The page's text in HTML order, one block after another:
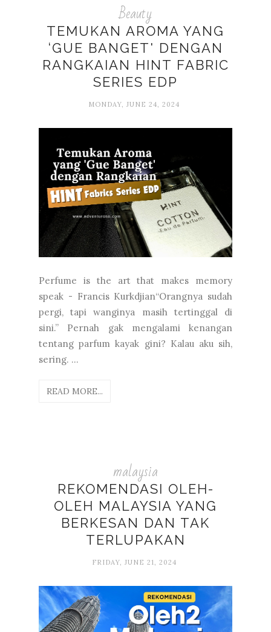
Beauty
TEMUKAN AROMA YANG
‘GUE BANGET' DENGAN
RANGKAIAN HINT FABRIC
SERIES EDP
MONDAY, JUNE 24, 2024
Perfume is the art that makes memory
speak - Francis Kurkdjian“Orangnya sudah
pergi, tapi wanginya masih tertinggal di
sini.” Pernah gak mengalami kenangan
tentang parfum kayak gini? Kalau aku sih,
sering. ...
READ MORE...
malaysia
REKOMENDASI OLEH-
OLEH MALAYSIA YANG
BERKESAN DAN TAK
TERLUPAKAN
FRIDAY, JUNE 21, 2024